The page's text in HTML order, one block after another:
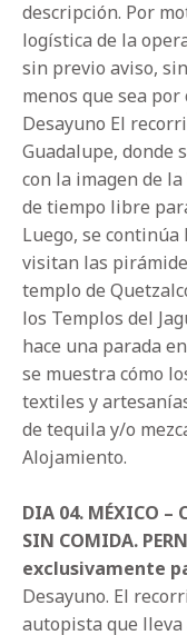
descripción. Por
logística de la
sin previo aviso,
menos que sea por
Desayuno El
Guadalupe, donde
con la imagen de
de tiempo libre
Luego, se continúa
visitan las
templo de
los Templos del
hace una parada
se muestra cómo
textiles y
de tequila y/o
Alojamiento.
DIA 04. MÉXICO –
SIN COMIDA.
exclusivamente
Desayuno. El
autopista que lleva